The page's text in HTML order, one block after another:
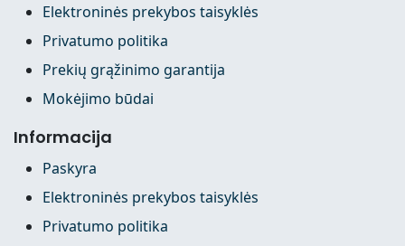
Elektroninės prekybos taisyklės
Privatumo politika
Prekių grąžinimo garantija
Mokėjimo būdai
Informacija
Paskyra
Elektroninės prekybos taisyklės
Privatumo politika